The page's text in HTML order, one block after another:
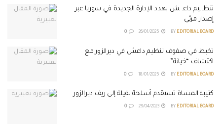
تنظـ ـيم داعـ ـش يهدد الإدارة الجديدة في سوريا عبر
إصدار مرئي
BY EDITORIAL BOARD
تخبط في صفوف تنظيم داعش في ديرالزور مع
اكتشاف “خيانة”
BY EDITORIAL BOARD
كتيبة المشاة تستقدم أسلحة ثقيلة إلى ريف ديرالزور
BY EDITORIAL BOARD